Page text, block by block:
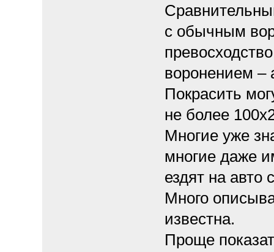
с обычным
воронением –
Покрасить
не более
Многие уже
многие даже
ездят на
Много
известна.
Проще